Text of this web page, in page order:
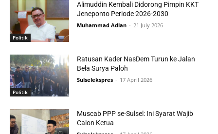
Politik
Alimuddin Kembali Didorong Pimpin KKT
Jeneponto Periode 2026-2030
Muhammad Adlan - 21 July 2026
Politik
Ratusan Kader NasDem Turun ke Jalan
Bela Surya Paloh
Sulselekspres - 17 April 2026
Muscab PPP se-Sulsel: Ini Syarat Wajib
Calon Ketua